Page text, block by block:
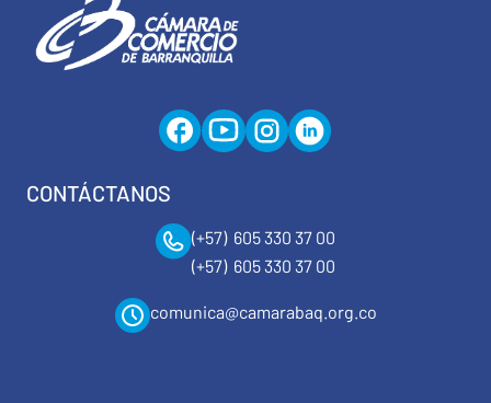
CONTÁCTANOS
(+57) 605 330 37 00
(+57) 605 330 37 00
comunica@camarabaq.org.co